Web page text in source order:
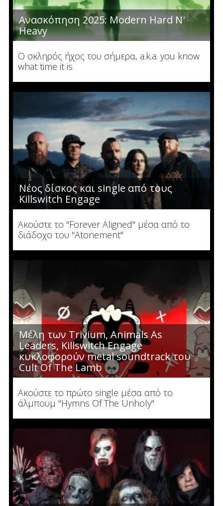
Ανασκόπηση 2025: Modern Hard N'
Heavy
Ο σκληρός ήχος του σήμερα, a.k.a. you know
what time it is
Νέος δίσκος και single από τους
Killswitch Engage
Ακούστε το "Forever Aligned" μέσα από το
διάδοχο του "Atonement"
Μέλη των Trivium, Animals As
Leaders, Killswitch Engage
κυκλοφορούν metal soundtrack του
Cult Of The Lamb
Ακούστε το πρώτο single μέσα από το
άλμπουμ "Hymns Of The Unholy"